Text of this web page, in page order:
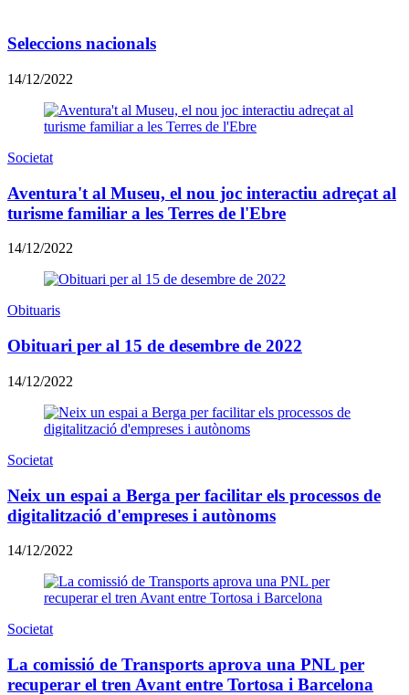
Seleccions nacionals
14/12/2022
Societat
Aventura't al Museu, el nou joc interactiu adreçat al
turisme familiar a les Terres de l'Ebre
14/12/2022
Obituaris
Obituari per al 15 de desembre de 2022
14/12/2022
Societat
Neix un espai a Berga per facilitar els processos de
digitalització d'empreses i autònoms
14/12/2022
Societat
La comissió de Transports aprova una PNL per
recuperar el tren Avant entre Tortosa i Barcelona